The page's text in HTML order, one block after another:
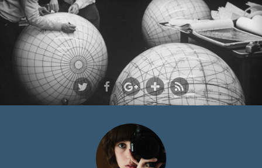
Ich bin Fyn,
23, und
wohne in